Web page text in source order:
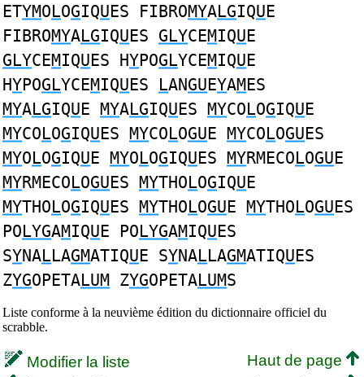
ETYMOLOGIQUES FIBROMYALGIQUE
FIBROMYALGIQUES GLYCEMIQUE
GLYCEMIQUES HYPOGLYCEMIQUE
HYPOGLYCEMIQUES LANGUEYAMES
MYALGIQUE MYALGIQUES MYCOLOGIQUE
MYCOLOGIQUES MYCOLOGUE MYCOLOGUES
MYOLOGIQUE MYOLOGIQUES MYRMECOLOGUE
MYRMECOLOGUES MYTHOLOGIQUE
MYTHOLOGIQUES MYTHOLOGUE MYTHOLOGUES
POLYGAMIQUE POLYGAMIQUES
SYNALLAGMATIQUE SYNALLAGMATIQUES
ZYGOPETALUM ZYGOPETALUMS
Liste conforme à la neuvième édition du dictionnaire officiel du
scrabble.
Modifier la liste
Haut de page